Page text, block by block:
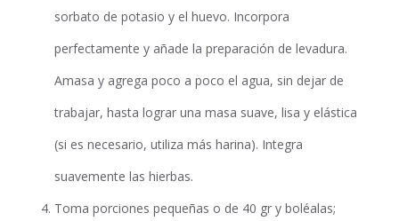
sorbato de potasio y el huevo. Incorpora
perfectamente y añade la preparación de levadura.
Amasa y agrega poco a poco el agua, sin dejar de
trabajar, hasta lograr una masa suave, lisa y elástica
(si es necesario, utiliza más harina). Integra
suavemente las hierbas.
Toma porciones pequeñas o de 40 gr y boléalas;